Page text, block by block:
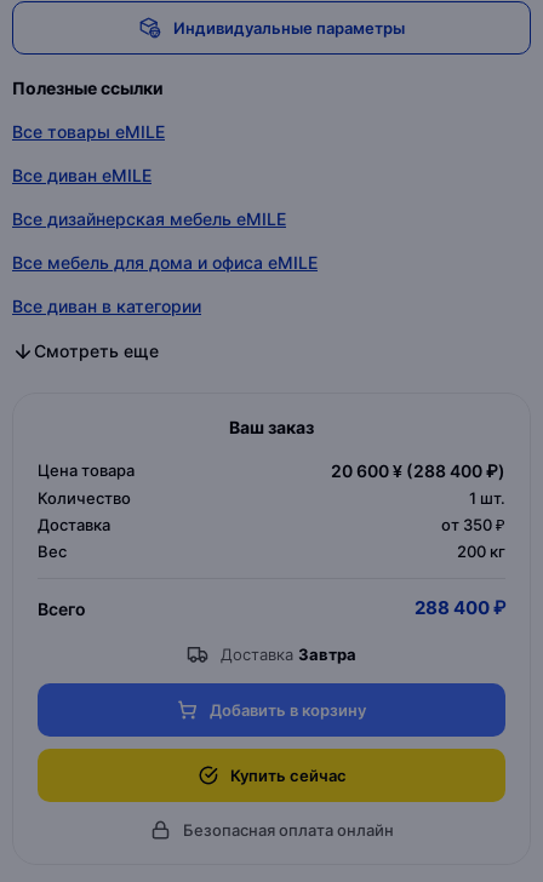
Индивидуальные параметры
Полезные ссылки
Все товары eMILE
Все диван eMILE
Все дизайнерская мебель eMILE
Все мебель для дома и офиса eMILE
Все диван в категории
Все дизайнерская мебель в категории
Все мебель для дома и офиса в категории
Смотреть еще
Ваш заказ
Цена товара 20 600 ¥ (288 400 ₽)
Количество 1 шт.
Доставка
от 350 ₽
Вес
200 кг
Всего 288 400 ₽
Доставка Завтра
Добавить в корзину
Купить сейчас
Безопасная оплата онлайн